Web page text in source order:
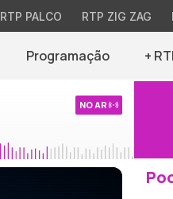
RTP PALCO RTP ZIG ZAG
Programação +
NO AR